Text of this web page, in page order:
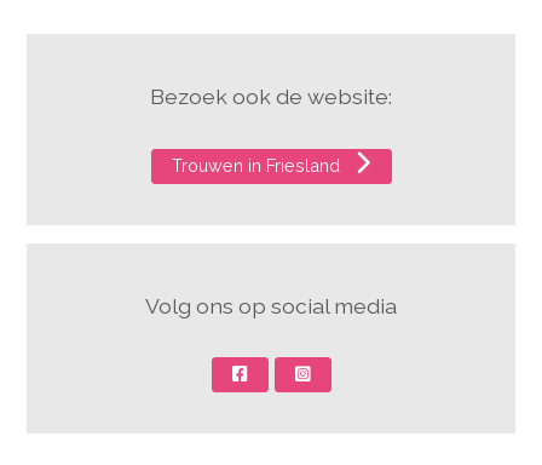
Bezoek ook de website:
Trouwen in Friesland
Volg ons op social media